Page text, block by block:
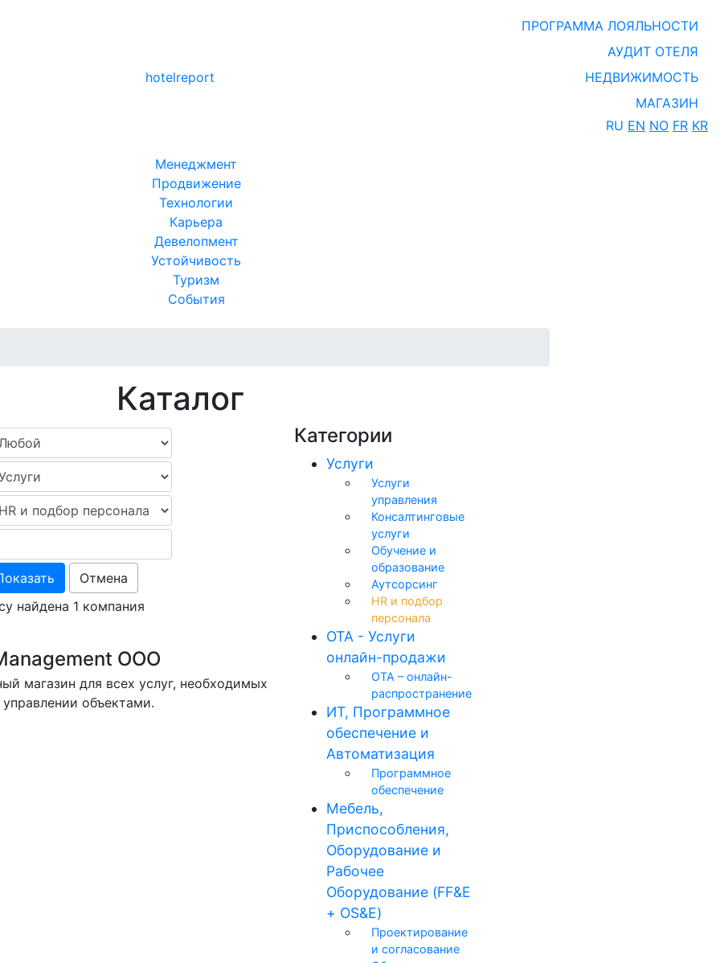
hotelreport
ПРОГРАММА ЛОЯЛЬНОСТИ
АУДИТ ОТЕЛЯ
НЕДВИЖИМОСТЬ
МАГАЗИН
RU EN NO FR KR
Менеджмент
Продвижение
Технологии
Карьера
Девелопмент
Устойчивость
Туризм
События
Каталог
Отмена
найдена 1 компания
OOO
магазин для всех услуг, необходимых
объектами.
Категории
Услуги
Услуги
управления
Консалтинговые
услуги
Обучение и
образование
Аутсорсинг
HR и подбор
персонала
ОТА - Услуги
онлайн-продажи
ОТА – онлайн-
распространение
ИТ, Программное
обеспечение и
Автоматизация
Программное
обеспечение
Мебель,
Приспособления,
Оборудование и
Рабочее
Оборудование (FF&E
+ OS&E)
Проектирование
и согласование